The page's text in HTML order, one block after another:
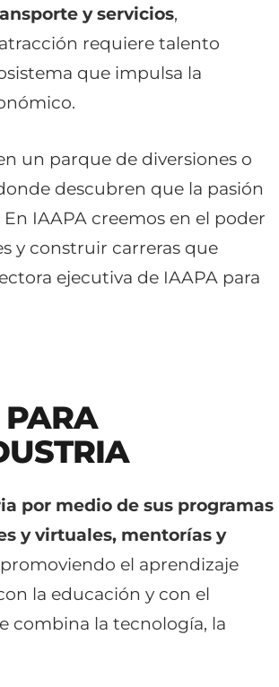
y servicios,
requiere talento
que impulsa la
un parque de diversiones o
descubren que la pasión
IAAPA creemos en el poder
y construir carreras que
ejecutiva de IAAPA para
por medio de sus programas
y virtuales, mentorías y
el aprendizaje
la educación y con el
combina la tecnología, la